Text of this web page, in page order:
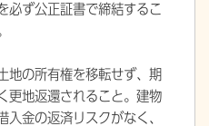
必ず公正証書で締結するこ
地の所有権を移転せず、期
更地返還されること。建物
入金の返済リスクがなく、